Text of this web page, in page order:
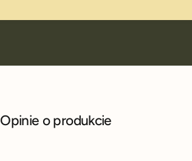
Opinie o produkcie